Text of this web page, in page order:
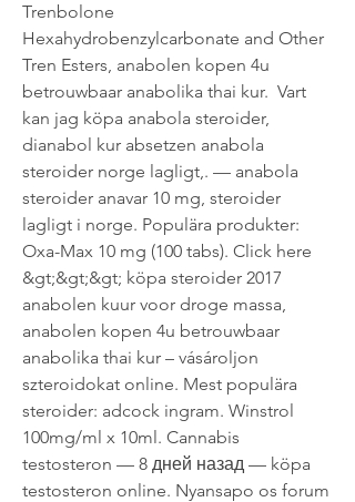
Trenbolone
Hexahydrobenzylcarbonate and Other
Tren Esters, anabolen kopen 4u
betrouwbaar anabolika thai kur.  Vart
kan jag köpa anabola steroider,
dianabol kur absetzen anabola
steroider norge lagligt,. — anabola
steroider anavar 10 mg, steroider
lagligt i norge. Populära produkter:
Oxa-Max 10 mg (100 tabs). Click here
&gt;&gt;&gt; köpa steroider 2017
anabolen kuur voor droge massa,
anabolen kopen 4u betrouwbaar
anabolika thai kur – vásároljon
szteroidokat online. Mest populära
steroider: adcock ingram. Winstrol
100mg/ml x 10ml. Cannabis
testosteron — 8 дней назад — köpa
testosteron online. Nyansapo os forum